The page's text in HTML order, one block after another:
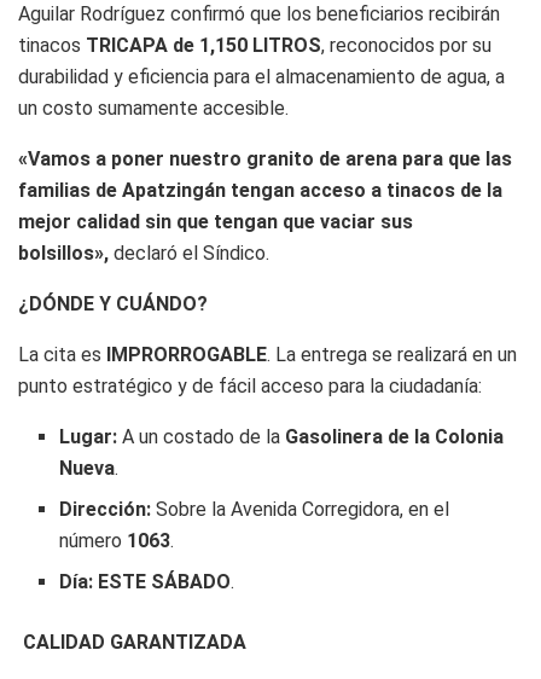
Aguilar Rodríguez confirmó que los beneficiarios recibirán
tinacos TRICAPA de 1,150 LITROS, reconocidos por su
durabilidad y eficiencia para el almacenamiento de agua, a
un costo sumamente accesible.
«Vamos a poner nuestro granito de arena para que las
familias de Apatzingán tengan acceso a tinacos de la
mejor calidad sin que tengan que vaciar sus
bolsillos», declaró el Síndico.
¿DÓNDE Y CUÁNDO?
La cita es IMPRORROGABLE. La entrega se realizará en un
punto estratégico y de fácil acceso para la ciudadanía:
Lugar:A un costado de la Gasolinera de la Colonia
Nueva.
Dirección:Sobre la Avenida Corregidora, en el
número 1063.
Día: ESTE SÁBADO.
CALIDAD GARANTIZADA